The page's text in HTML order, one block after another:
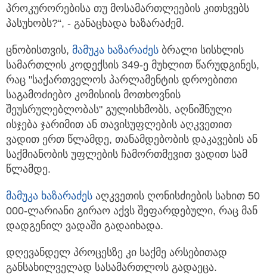
პროკურორებისა თუ მოსამართლეების კითხვებს
პასუხობს?“, - განაცხადა ხაზარაძემ.
ცნობისთვის, მამუკა ხაზარაძეს ბრალი სისხლის
სამართლის კოდექსის 349-ე მუხლით წარუდგინეს,
რაც "საქართველოს პარლამენტის დროებითი
საგამოძიებო კომისიის მოთხოვნის
შეუსრულებლობას" გულისხმობს, აღნიშნული
ისჯება ჯარიმით ან თავისუფლების აღკვეთით
ვადით ერთ წლამდე, თანამდებობის დაკავების ან
საქმიანობის უფლების ჩამორთმევით ვადით სამ
წლამდე.
მამუკა ხაზარაძეს აღკვეთის ღონისძიების სახით 50
000-ლარიანი გირაო აქვს შეფარდებული, რაც მან
დადგენილ ვადაში გადაიხადა.
დღევანდელ პროცესზე კი საქმე არსებითად
განსახილველად სასამართლოს გადაეცა.